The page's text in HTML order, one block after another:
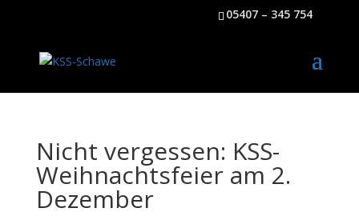
05407 – 345 754
Nicht vergessen: KSS-
Weihnachtsfeier am 2.
Dezember